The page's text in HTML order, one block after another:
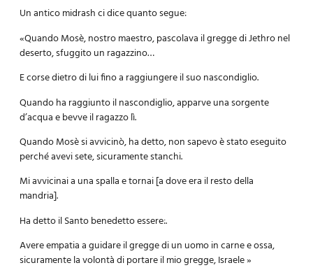
Un antico midrash ci dice quanto segue:
«Quando Mosè, nostro maestro, pascolava il gregge di Jethro nel
deserto, sfuggito un ragazzino…
E corse dietro di lui fino a raggiungere il suo nascondiglio.
Quando ha raggiunto il nascondiglio, apparve una sorgente
d’acqua e bevve il ragazzo lì.
Quando Mosè si avvicinò, ha detto, non sapevo è stato eseguito
perché avevi sete, sicuramente stanchi.
Mi avvicinai a una spalla e tornai [a dove era il resto della
mandria].
Ha detto il Santo benedetto essere:.
Avere empatia a guidare il gregge di un uomo in carne e ossa,
sicuramente la volontà di portare il mio gregge, Israele »